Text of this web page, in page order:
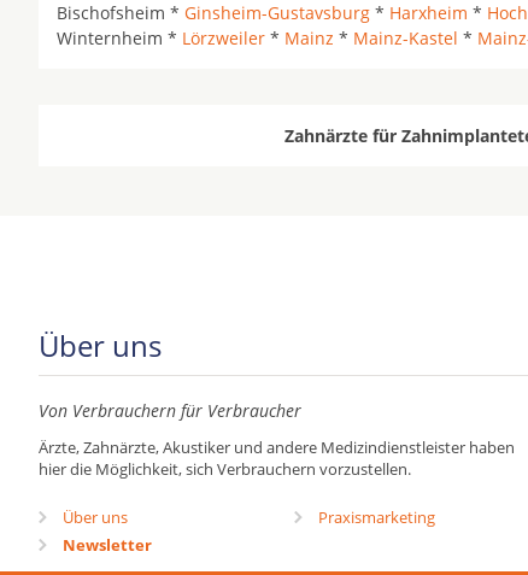
Bischofsheim * Ginsheim-Gustavsburg * Harxheim *
Winternheim * Lörzweiler * Mainz * Mainz-Kastel *
Zahnärzte für
Über uns
Von Verbrauchern für Verbraucher
Ärzte, Zahnärzte, Akustiker und andere Medizindienstleister haben
hier die Möglichkeit, sich Verbrauchern vorzustellen.
Über uns
Newsletter
Praxismarketing